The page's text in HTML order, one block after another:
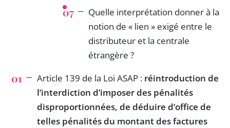
Quelle interprétation donner à la
notion de « lien » exigé entre le
distributeur et la centrale
étrangère ?
Article 139 de la Loi ASAP : réintroduction de
l’interdiction d’imposer des pénalités
disproportionnées, de déduire d’office de
telles pénalités du montant des factures